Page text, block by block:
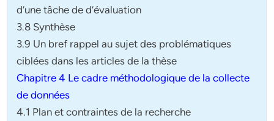
d’une tâche de d’évaluation
3.8 Synthèse
3.9 Un bref rappel au sujet des problématiques
ciblées dans les articles de la thèse
Chapitre 4 Le cadre méthodologique de la collecte
de données
4.1 Plan et contraintes de la recherche